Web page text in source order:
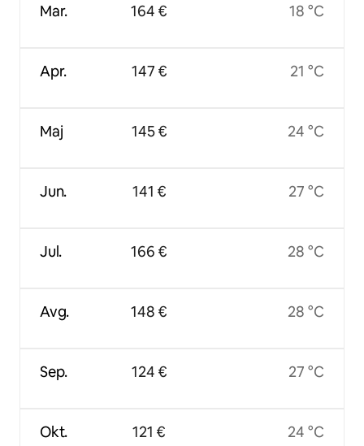
Mar.
Apr.
Maj
Jun.
Jul.
Avg.
Sep.
Okt.
164 €
147 €
145 €
141 €
166 €
148 €
124 €
121 €
18 °C
21 °C
24 °C
27 °C
28 °C
28 °C
27 °C
24 °C